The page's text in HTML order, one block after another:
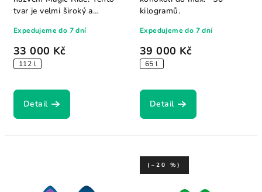
33 000 Kč
112 l
Expedujeme do 7 dní
Detail
tvar je velmi široký a
39 000 Kč
65 l
Expedujeme do 7 dní
Detail
kilogramů.
(–20 %)